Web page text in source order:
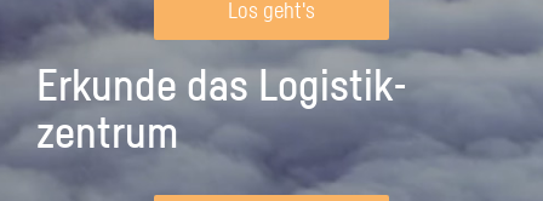
Los geht's
Erkunde das Logistik­
zentrum